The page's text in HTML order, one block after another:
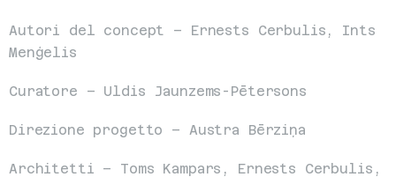
Autori del concept – Ernests Cerbulis, Ints
Menģelis
Curatore – Uldis Jaunzems-Pētersons
Direzione progetto – Austra Bērziņa
Architetti – Toms Kampars, Ernests Cerbulis,